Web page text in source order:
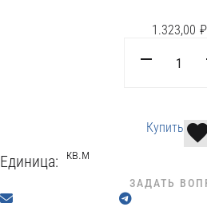
₽
1.323,00
Купить
Единица: кв.м
ЗАДАТЬ